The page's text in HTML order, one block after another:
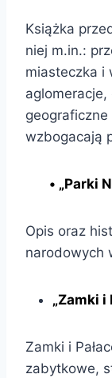
Książka
niej m.in.:
miasteczka i
wzbogacają
• „Parki
Opis oraz
narodowych
„Zamki i
Zamki i
zabytkowe,